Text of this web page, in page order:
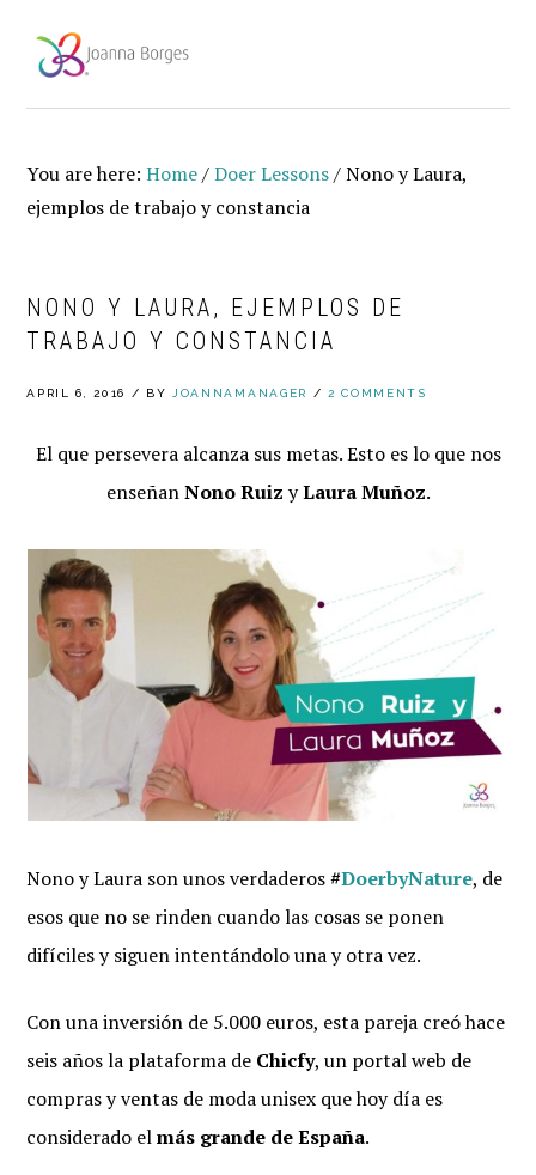
primary
navigation
main
content
footer
You are here:Home/Doer Lessons/Nono y Laura,
ejemplos de trabajo y constancia
NONO Y LAURA, EJEMPLOS DE
TRABAJO Y CONSTANCIA
APRIL 6, 2016 / BY JOANNAMANAGER / 2 COMMENTS
El que persevera alcanza sus metas. Esto es lo que nos
enseñanNono Ruiz yLaura Muñoz.
Nono y Laura son unos verdaderos#DoerbyNature, de
esos que no se rinden cuando las cosas se ponen
difíciles y siguen intentándolo una y otra vez.
Con una inversión de 5.000 euros, esta pareja creó hace
seis años la plataforma de Chicfy, un portal web de
compras y ventas de moda unisex que hoy día es
considerado elmás grande de España.